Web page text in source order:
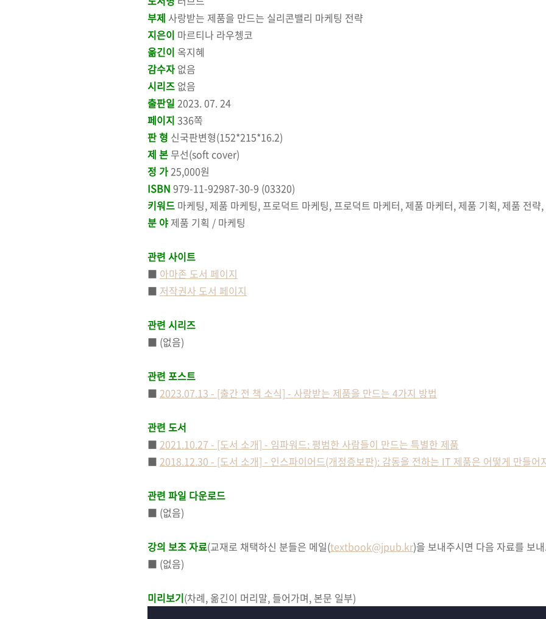
부제 사랑받는 제품을 만드는 실리콘밸리 마케팅 전략
지은이 마르티나 라우쳉코
옮긴이 옥지혜
감수자 없음
시리즈 없음
출판일 2023. 07. 24
페이지 336쪽
판 형 신국판변형(152*215*16.2)
제 본 무선(soft cover)
정 가25,000원
ISBN 979-11-92987-30-9 (03320)
키워드 마케팅, 제품 마케팅, 프로덕트 마케팅, 프로덕트 마케터, 제품 마케터, 제품 기획, 제품 전
분 야 제품 기획 / 마케팅
관련 사이트
■ 아마존 도서 페이지
■ 저작권사 도서 페이지
관련 시리즈
■ (없음)
관련 포스트
■ 2023.07.13 - [출간 전 책 소식] - 사랑받는 제품을 만드는 4가지 방법
관련 도서
■ 2021.10.27 - [도서 소개] - 임파워드: 평범한 사람들이 만드는 특별한 제품
■ 2018.12.30 - [도서 소개] - 인스파이어드(개정증보판): 감동을 전하는 IT 제품은 어떻게 만들어
관련 파일 다운로드
■ (없음)
강의 보조 자료(교재로 채택하신 분들은 메일(textbook@jpub.kr)을 보내주시면 다음 자료를 보
■ (없음)
미리보기(차례, 옮긴이 머리말, 들어가며, 본문 일부)